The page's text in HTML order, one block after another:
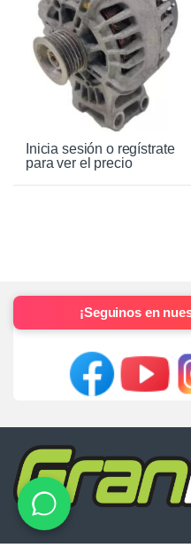
Inicia sesión o regístrate
para ver el precio
¡Seguinos en